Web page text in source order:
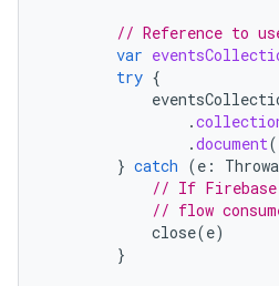
// Reference to
var
try {
.
.document(
} catch (e :
// If Firebase
// flow
close(e)
}